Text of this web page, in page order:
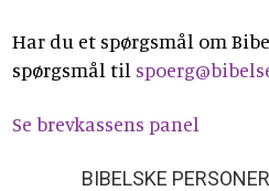
Har du et spørgsmål om
spørgsmål til
Se brevkassens panel
BIBELSKE PERSONER